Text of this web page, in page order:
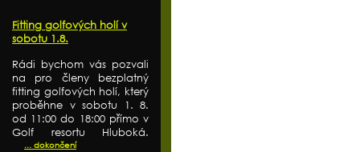
Fitting golfových holí v
sobotu 1.8.
Rádi bychom vás pozvali
na pro členy bezplatný
fitting golfových holí, který
proběhne v sobotu 1. 8.
od 11:00 do 18:00 přímo v
Golf resortu Hluboká.
... dokončení